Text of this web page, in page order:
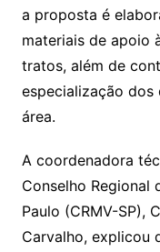
a proposta é
materiais de apoio
tratos, além de
especialização dos
área.
A coordenadora
Conselho Regional
Paulo (CRMV-SP),
Carvalho, explicou